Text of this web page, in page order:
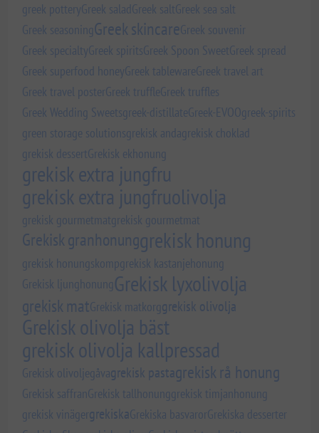
greek potteryGreek saladGreek saltGreek sea salt
Greek seasoningGreek skincareGreek souvenir
Greek specialtyGreek spiritsGreek Spoon SweetGreek spread
Greek superfood honeyGreek tablewareGreek travel art
Greek travel posterGreek truffleGreek truffles
Greek Wedding Sweetsgreek-distillateGreek-EVOOgreek-spirits
green storage solutionsgrekisk andagrekisk choklad
grekisk dessertGrekisk ekhonung
grekisk extra jungfru
grekisk extra jungfruolivolja
grekisk gourmetmatgrekisk gourmetmat
Grekisk granhonunggrekisk honung
grekisk honungskompgrekisk kastanjehonung
Grekisk ljunghonungGrekisk lyxolivolja
grekisk matGrekisk matkorggrekisk olivolja
Grekisk olivolja bäst
grekisk olivolja kallpressad
Grekisk olivoljegåvagrekisk pastagrekisk rå honung
Grekisk saffranGrekisk tallhonunggrekisk timjanhonung
grekisk vinägergrekiskaGrekiska basvarorGrekiska desserter